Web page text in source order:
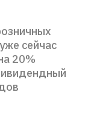
сейчас
20%